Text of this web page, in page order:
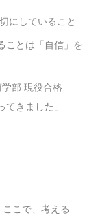
にしていること
とは「自信」を
部 現役合格
てきました」
こで、考える